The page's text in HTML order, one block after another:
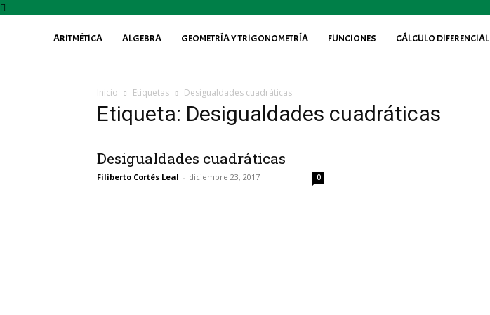
ARITMÉTICA ALGEBRA GEOMETRÍA Y TRIGONOMETRÍA FUNCIONES CÁLCULO DIFERENCIAL
Inicio Etiquetas Desigualdades cuadráticas
Etiqueta: Desigualdades cuadráticas
Desigualdades cuadráticas
Filiberto Cortés Leal - diciembre 23, 2017 0